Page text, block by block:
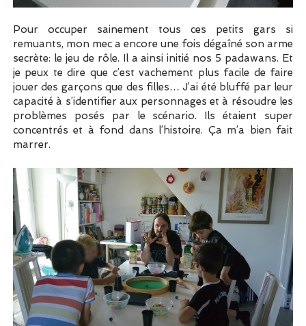
Pour occuper sainement tous ces petits gars si
remuants, mon mec a encore une fois dégaîné son arme
secrète: le jeu de rôle. Il a ainsi initié nos 5 padawans. Et
je peux te dire que c’est vachement plus facile de faire
jouer des garçons que des filles… J’ai été bluffé par leur
capacité à s’identifier aux personnages et à résoudre les
problèmes posés par le scénario. Ils étaient super
concentrés et à fond dans l’histoire. Ça m’a bien fait
marrer.